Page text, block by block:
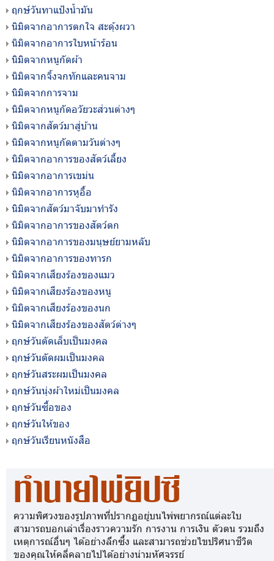
ฤกษ์วันทาแป้งน้ำมัน
นิมิตจากอาการตกใจ สะดุ้งผวา
นิมิตจากอาการใบหน้าร้อน
นิมิตจากหนูกัดผ้า
นิมิตจากจิ้งจกทักและคนจาม
นิมิตจากการจาม
นิมิตจากหนูกัดอวัยวะส่วนต่างๆ
นิมิตจากสัตว์มาสู่บ้าน
นิมิตจากหนูกัดตามวันต่างๆ
นิมิตจากอาการของสัตว์เลี้ยง
นิมิตจากอาการเขม่น
นิมิตจากอาการหูอื้อ
นิมิตจากสัตว์มาจับมาทำรัง
นิมิตจากอาการของสัตว์ตก
นิมิตจากอาการของมนุษย์ยามหลับ
นิมิตจากอาการของทารก
นิมิตจากเสียงร้องของแมว
นิมิตจากเสียงร้องของหนู
นิมิตจากเสียงร้องของนก
นิมิตจากเสียงร้องของสัตว์ต่างๆ
ฤกษ์วันตัดเล็บเป็นมงคล
ฤกษ์วันตัดผมเป็นมงคล
ฤกษ์วันสระผมเป็นมงคล
ฤกษ์วันนุ่งผ้าใหม่เป็นมงคล
ฤกษ์วันซื้อของ
ฤกษ์วันให้ของ
ฤกษ์วันเรียนหนังสือ
ทำนายไพ่ยิปซี
ความพิศวงของรูปภาพที่ปรากฏอยู่บนไพ่พยากรณ์แต่ละใบ
สามารถบอกเล่าเรื่องราวความรัก การงาน การเงิน ตัวตน รวมถึง
เหตุการณ์อื่นๆ ได้อย่างลึกซึ้ง และสามารถช่วยไขปริศนาชีวิต
ของคุณให้คลี่คลายไปได้อย่างน่ามหัศจรรย์